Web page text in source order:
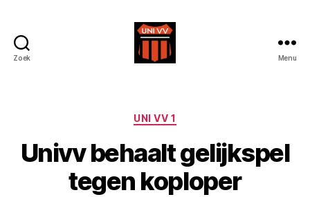
Zoek Menu
Categorieën
UNI VV 1
Univv behaalt gelijkspel
tegen koploper